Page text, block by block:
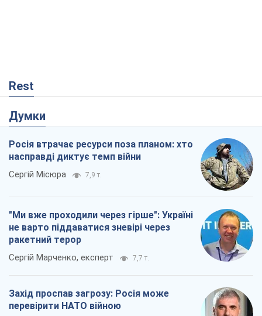
Rest
Думки
Росія втрачає ресурси поза планом: хто
насправді диктує темп війни
Сергій Місюра 7,9 т.
"Ми вже проходили через гірше": Україні
не варто піддаватися зневірі через
ракетний терор
Сергій Марченко, експерт 7,7 т.
Захід проспав загрозу: Росія може
перевірити НАТО війною